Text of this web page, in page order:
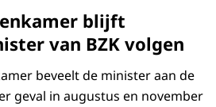
blijft
van BZK volgen
beveelt de minister aan de
geval in augustus en november